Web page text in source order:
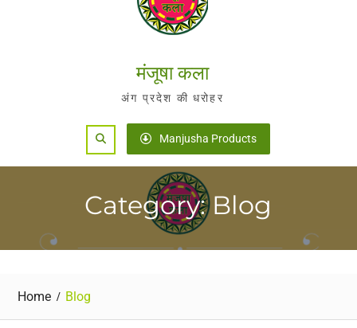
मंजूषा कला
अंग प्रदेश की धरोहर
Search Manjusha Products
Category: Blog
Home Blog